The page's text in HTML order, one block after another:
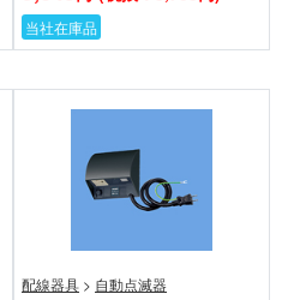
当社在庫品
配線器具 > 自動点滅器